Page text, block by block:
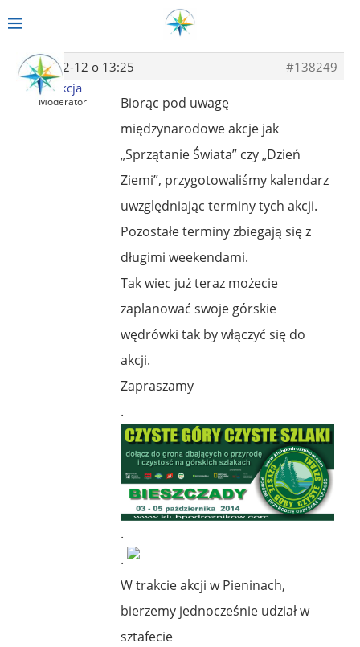
2013-12-12 o 13:25
#138249
Redakcja
Moderator
Biorąc pod uwagę
międzynarodowe akcje jak
„Sprzątanie Świata” czy „Dzień
Ziemi”, przygotowaliśmy kalendarz
uwzględniając terminy tych akcji.
Pozostałe terminy zbiegają się z
długimi weekendami.
Tak wiec już teraz możecie
zaplanować swoje górskie
wędrówki tak by włączyć się do
akcji.
Zapraszamy
.
.
.
W trakcie akcji w Pieninach,
bierzemy jednocześnie udział w
sztafecie